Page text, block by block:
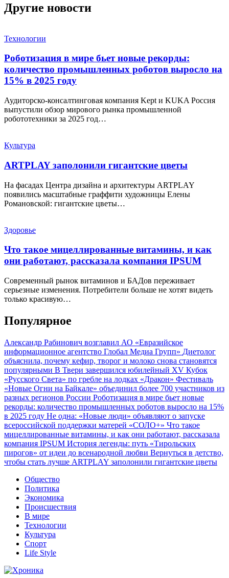
Другие новости
Технологии
Роботизация в мире бьет новые рекорды:
количество промышленных роботов выросло на
15% в 2025 году
Аудиторско-консалтинговая компания Kept и KUKA Россия
выпустили обзор мирового рынка промышленной
робототехники за 2025 год…
Культура
ARTPLAY заполонили гигантские цветы
На фасадах Центра дизайна и архитектуры ARTPLAY
появились масштабные граффити художницы Елены
Романовской: гигантские цветы…
Здоровье
Что такое мицеллированные витамины, и как
они работают, рассказала компания IPSUM
Современный рынок витаминов и БАДов переживает
серьезные изменения. Потребители больше не хотят видеть
только красивую…
Популярное
Александр Рабинович возглавил АО «Евразийское
информационное агентство Глобал Медиа Групп» Диетолог
объяснила, почему кефир, творог и молоко снова становятся
популярными В Твери завершился юбилейный XV Кубок
«Русского Света» по гребле на лодках «Дракон» Фестиваль
«Новые Огни на Байкале» объединил более 700 участников из
разных регионов России Роботизация в мире бьет новые
рекорды: количество промышленных роботов выросло на 15%
в 2025 году Не одна: «Новые люди» объявляют о запуске
всероссийской поддержки матерей «СОЛО+» Что такое
мицеллированные витамины, и как они работают, рассказала
компания IPSUM История легенды: путь «Тирольских
пирогов» от идеи до всенародной любви Вернуться в детство,
чтобы стать лучше ARTPLAY заполонили гигантские цветы
Общество
Политика
Экономика
Происшествия
В мире
Технологии
Культура
Спорт
Life Style